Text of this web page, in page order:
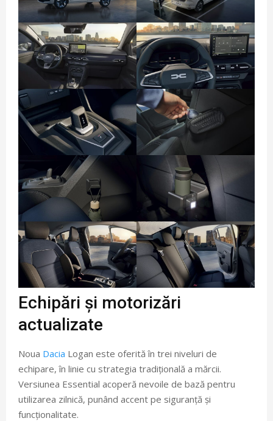
Echipări și motorizări
actualizate
Noua Dacia Logan este oferită în trei niveluri de
echipare, în linie cu strategia tradițională a mărcii.
Versiunea Essential acoperă nevoile de bază pentru
utilizarea zilnică, punând accent pe siguranță și
funcționalitate.